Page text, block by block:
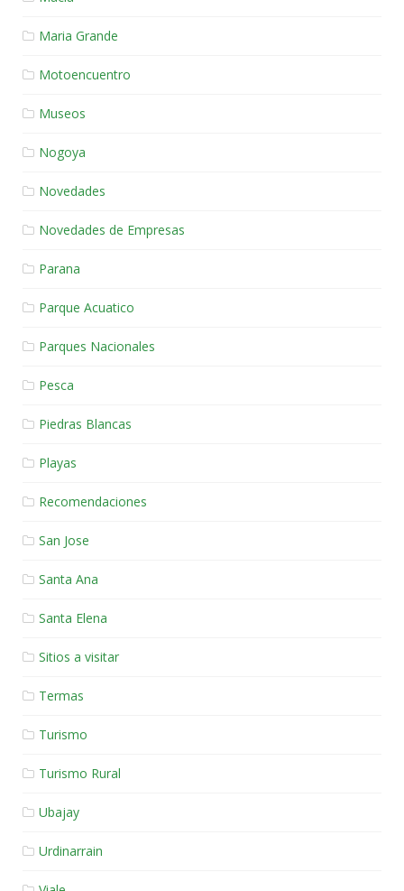
Maria Grande
Motoencuentro
Museos
Nogoya
Novedades
Novedades de Empresas
Parana
Parque Acuatico
Parques Nacionales
Pesca
Piedras Blancas
Playas
Recomendaciones
San Jose
Santa Ana
Santa Elena
Sitios a visitar
Termas
Turismo
Turismo Rural
Ubajay
Urdinarrain